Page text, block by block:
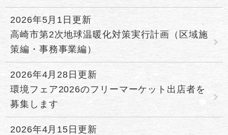
2026年5月1日更新
高崎市第2次地球温暖化対策実行計画（区域施
策編・事務事業編）
2026年4月28日更新
環境フェア2026のフリーマーケット出店者を
募集します
2026年4月15日更新